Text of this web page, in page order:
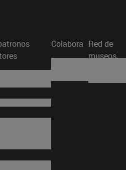
nueva ventana)
Colabora Red de
museos